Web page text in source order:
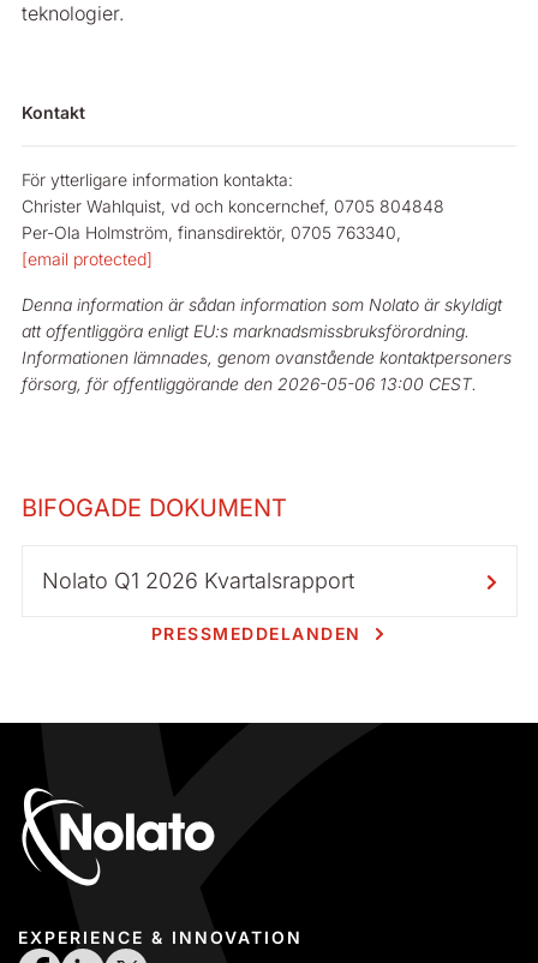
teknologier.
Kontakt
För ytterligare information kontakta:
Christer Wahlquist, vd och koncernchef, 0705 804848
Per-Ola Holmström, finansdirektör, 0705 763340,
[email protected]
Denna information är sådan information som Nolato är skyldigt
att offentliggöra enligt EU:s marknadsmissbruksförordning.
Informationen lämnades, genom ovanstående kontaktpersoners
försorg, för offentliggörande den 2026-05-06 13:00 CEST.
BIFOGADE DOKUMENT
Nolato Q1 2026 Kvartalsrapport
PRESSMEDDELANDEN
EXPERIENCE & INNOVATION